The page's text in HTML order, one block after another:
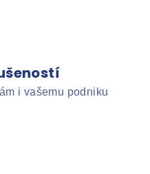
i vašemu podniku